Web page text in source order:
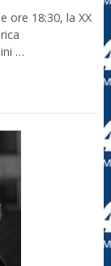
ore 18:30, la XX
…